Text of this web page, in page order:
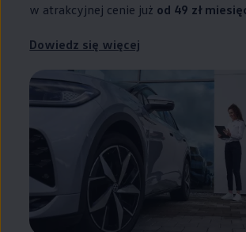
w atrakcyjnej cenie już od 49 zł
Dowiedz się więcej